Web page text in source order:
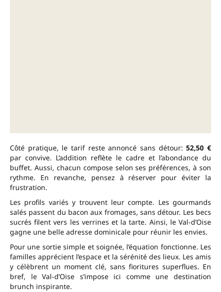
Côté pratique, le tarif reste annoncé sans détour:52,50 €
par convive. L’addition reflète le cadre et l’abondance du
buffet. Aussi, chacun compose selon ses préférences, à son
rythme. En revanche, pensez à réserver pour éviter la
frustration.
Les profils variés y trouvent leur compte. Les gourmands
salés passent du bacon aux fromages, sans détour. Les becs
sucrés filent vers les verrines et la tarte. Ainsi, le Val-d’Oise
gagne une belle adresse dominicale pour réunir les envies.
Pour une sortie simple et soignée, l’équation fonctionne. Les
familles apprécient l’espace et la sérénité des lieux. Les amis
y célèbrent un moment clé, sans fioritures superflues. En
bref, le Val-d’Oise s’impose ici comme une destination
brunch inspirante.